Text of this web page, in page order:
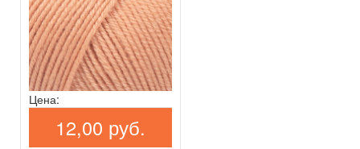
Цена:
12,00 руб.